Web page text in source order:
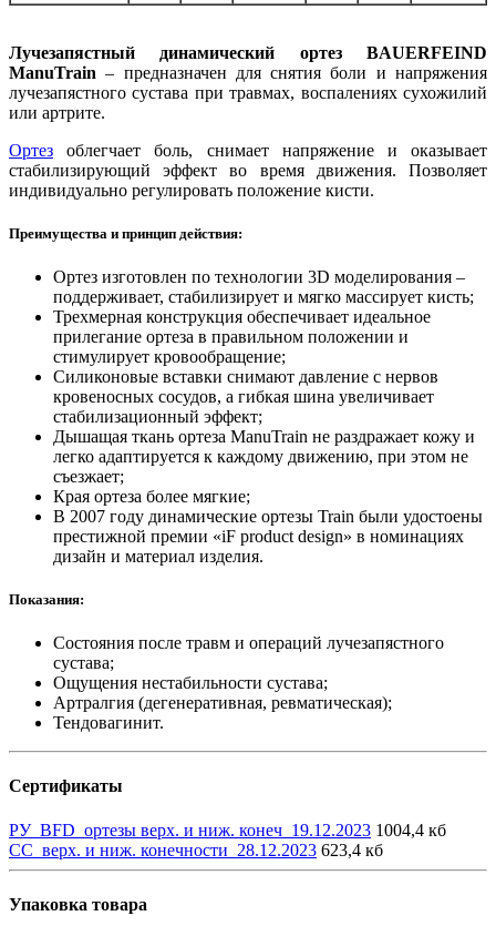
Лучезапястный динамический ортез BAUERFEIND
ManuTrain – предназначен для снятия боли и напряжения
лучезапястного сустава при травмах, воспалениях сухожилий
или артрите.
Ортез облегчает боль, снимает напряжение и оказывает
стабилизирующий эффект во время движения. Позволяет
индивидуально регулировать положение кисти.
Преимущества и принцип действия:
Ортез изготовлен по технологии 3D моделирования –
поддерживает, стабилизирует и мягко массирует кисть;
Трехмерная конструкция обеспечивает идеальное
прилегание ортеза в правильном положении и
стимулирует кровообращение;
Силиконовые вставки снимают давление с нервов
кровеносных сосудов, а гибкая шина увеличивает
стабилизационный эффект;
Дышащая ткань ортеза ManuTrain не раздражает кожу и
легко адаптируется к каждому движению, при этом не
съезжает;
Края ортеза более мягкие;
В 2007 году динамические ортезы Train были удостоены
престижной премии «iF product design» в номинациях
дизайн и материал изделия.
Показания:
Состояния после травм и операций лучезапястного
сустава;
Ощущения нестабильности сустава;
Артралгия (дегенеративная, ревматическая);
Тендовагинит.
Сертификаты
РУ_BFD_ортезы верх. и ниж. конеч_19.12.2023 1004,4 кб
СС_верх. и ниж. конечности_28.12.2023 623,4 кб
Упаковка товара